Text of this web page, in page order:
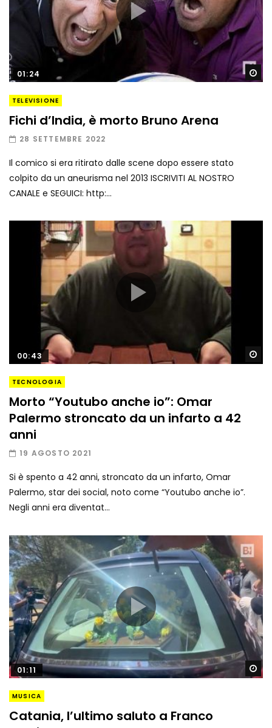
01:24
TELEVISIONE
Fichi d’India, è morto Bruno Arena
28 SETTEMBRE 2022
Il comico si era ritirato dalle scene dopo essere stato
colpito da un aneurisma nel 2013 ISCRIVITI AL NOSTRO
CANALE e SEGUICI: http:...
00:43
TECNOLOGIA
Morto “Youtubo anche io”: Omar
Palermo stroncato da un infarto a 42
anni
19 AGOSTO 2021
Si è spento a 42 anni, stroncato da un infarto, Omar
Palermo, star dei social, noto come “Youtubo anche io”.
Negli anni era diventat...
01:11
MUSICA
Catania, l’ultimo saluto a Franco